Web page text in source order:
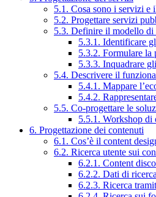
5.1. Cosa sono i servizi e
5.2. Progettare servizi
5.3. Definire il modello di
5.3.1. Identificare
5.3.2. Formulare la
5.3.3. Inquadrare
5.4. Descrivere il
5.4.1. Mappare
5.4.2.
5.5. Co-progettare le
5.5.1. Workshop di
6. Progettazione dei contenuti
6.1. Cos’è il content
6.2. Ricerca utente sui
6.2.1. Content
6.2.2. Dati di
6.2.3. Ricerca